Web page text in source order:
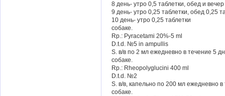
8 день- утро 0,5 таблетки, обед и
9 день- утро 0,25 таблетки, обед 0,25
10 день- утро 0,25 таблетки
собаке.
Rp.: Pyracetami 20%-5 ml
D.t.d. №5 in ampullis
S. в/в по 2 мл ежедневно в течение 5
собаке.
Rp.: Rheopolyglucini 400 ml
D.t.d. №2
S. в/в, капельно по 200 мл ежедневно
собаке.